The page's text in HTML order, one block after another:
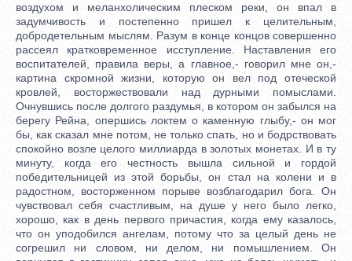
воздухом и меланхолическим плеском реки, он впал в
задумчивость и постепенно пришел к целительным,
добродетельным мыслям. Разум в конце концов совершенно
рассеял кратковременное исступление. Наставления его
воспитателей, правила веры, а главное,- говорил мне он,-
картина скромной жизни, которую он вел под отеческой
кровлей, восторжествовали над дурными помыслами.
Очнувшись после долгого раздумья, в котором он забылся на
берегу Рейна, опершись локтем о каменную глыбу,- он мог
бы, как сказал мне потом, не только спать, но и бодрствовать
спокойно возле целого миллиарда в золотых монетах. И в ту
минуту, когда его честность вышла сильной и гордой
победительницей из этой борьбы, он стал на колени и в
радостном, восторженном порыве возблагодарил бога. Он
чувствовал себя счастливым, на душе у него было легко,
хорошо, как в день первого причастия, когда ему казалось,
что он уподобился ангелам, потому что за целый день не
согрешил ни словом, ни делом, ни помышлением. Он